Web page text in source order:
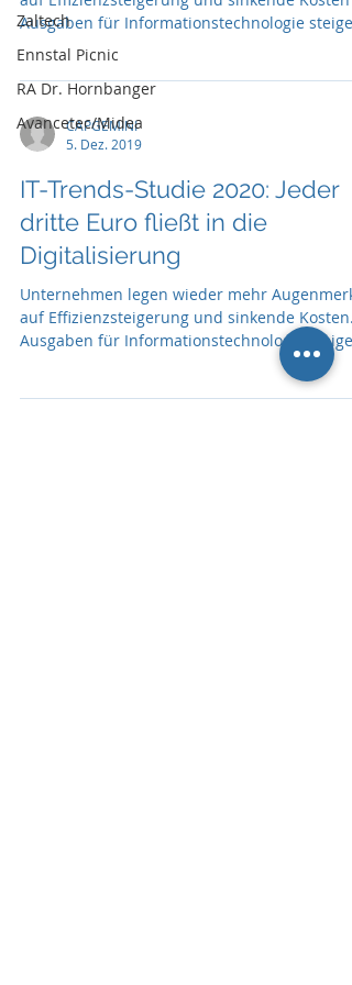
Zaltech
Ennstal Picnic
RA Dr. Hornbanger
Avancetec/Midea
Ausgaben für Informationstechnologie steigen
CAPGEMINI
5. Dez. 2019
IT-Trends-Studie 2020: Jeder
dritte Euro fließt in die
Digitalisierung
Unternehmen legen wieder mehr Augenmerk
auf Effizienzsteigerung und sinkende Kosten.
Ausgaben für Informationstechnologie